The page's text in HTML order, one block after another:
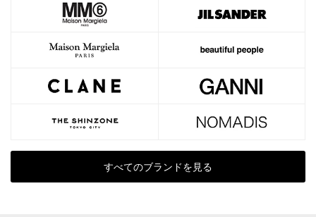
円～
通常商品
すべてのブランドを見る